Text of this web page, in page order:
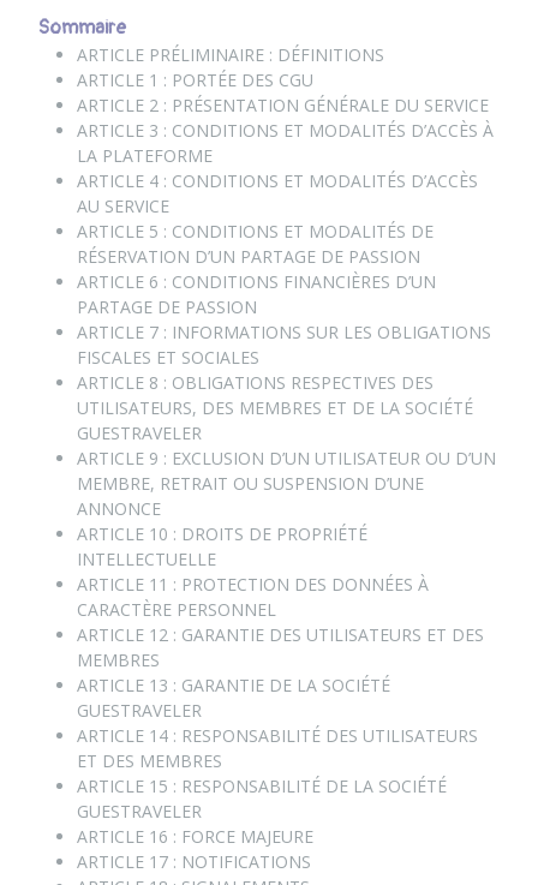
Sommaire
ARTICLE PRÉLIMINAIRE : DÉFINITIONS
ARTICLE 1 : PORTÉE DES CGU
ARTICLE 2 : PRÉSENTATION GÉNÉRALE DU SERVICE
ARTICLE 3 : CONDITIONS ET MODALITÉS D’ACCÈS À
LA PLATEFORME
ARTICLE 4 : CONDITIONS ET MODALITÉS D’ACCÈS
AU SERVICE
ARTICLE 5 : CONDITIONS ET MODALITÉS DE
RÉSERVATION D’UN PARTAGE DE PASSION
ARTICLE 6 : CONDITIONS FINANCIÈRES D’UN
PARTAGE DE PASSION
ARTICLE 7 : INFORMATIONS SUR LES OBLIGATIONS
FISCALES ET SOCIALES
ARTICLE 8 : OBLIGATIONS RESPECTIVES DES
UTILISATEURS, DES MEMBRES ET DE LA SOCIÉTÉ
GUESTRAVELER
ARTICLE 9 : EXCLUSION D’UN UTILISATEUR OU D’UN
MEMBRE, RETRAIT OU SUSPENSION D’UNE
ANNONCE
ARTICLE 10 : DROITS DE PROPRIÉTÉ
INTELLECTUELLE
ARTICLE 11 : PROTECTION DES DONNÉES À
CARACTÈRE PERSONNEL
ARTICLE 12 : GARANTIE DES UTILISATEURS ET DES
MEMBRES
ARTICLE 13 : GARANTIE DE LA SOCIÉTÉ
GUESTRAVELER
ARTICLE 14 : RESPONSABILITÉ DES UTILISATEURS
ET DES MEMBRES
ARTICLE 15 : RESPONSABILITÉ DE LA SOCIÉTÉ
GUESTRAVELER
ARTICLE 16 : FORCE MAJEURE
ARTICLE 17 : NOTIFICATIONS